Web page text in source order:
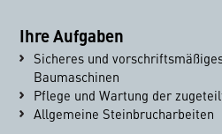
Ihre Aufgaben
Sicheres und
Baumaschinen
Pflege und Wartung der
Allgemeine Steinbrucharbeiten